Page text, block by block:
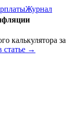
Журнал
калькулятора за
статье →